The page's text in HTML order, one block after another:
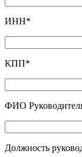
ИНН*
КПП*
ФИО
Должность